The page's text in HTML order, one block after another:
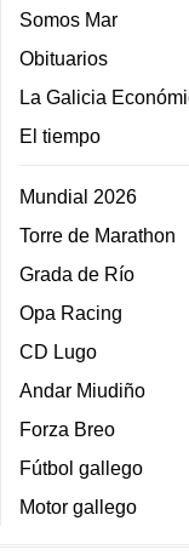
Somos Mar
Obituarios
La Galicia
El tiempo
Mundial 2026
Torre de Marathon
Grada de Río
Opa Racing
CD Lugo
Andar Miudiño
Forza Breo
Fútbol gallego
Motor gallego